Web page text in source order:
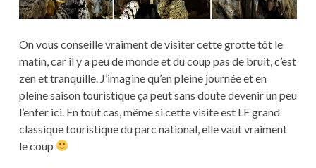
On vous conseille vraiment de visiter cette grotte tôt le
matin, car il y a peu de monde et du coup pas de bruit, c’est
zen et tranquille. J’imagine qu’en pleine journée et en
pleine saison touristique ça peut sans doute devenir un peu
l’enfer ici. En tout cas, même si cette visite est LE grand
classique touristique du parc national, elle vaut vraiment
le coup